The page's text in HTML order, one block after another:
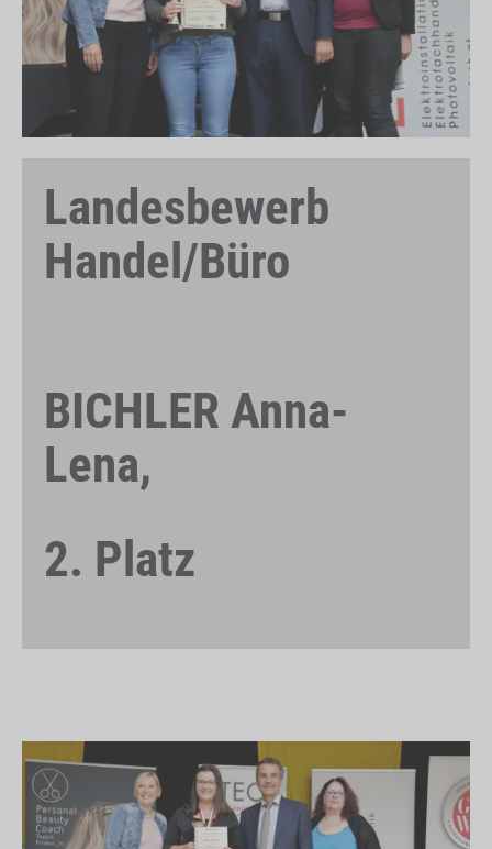
Landesbewerb
Handel/Büro
BICHLER Anna-
Lena,
2. Platz